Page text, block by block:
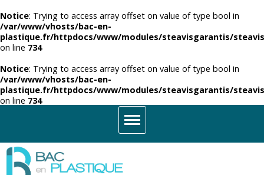
Notice: Trying to access array offset on value of type bool in
/var/www/vhosts/bac-en-
plastique.fr/httpdocs/www/modules/steavisgarantis/
on line 734
Notice: Trying to access array offset on value of type bool in
/var/www/vhosts/bac-en-
plastique.fr/httpdocs/www/modules/steavisgarantis/
on line 734